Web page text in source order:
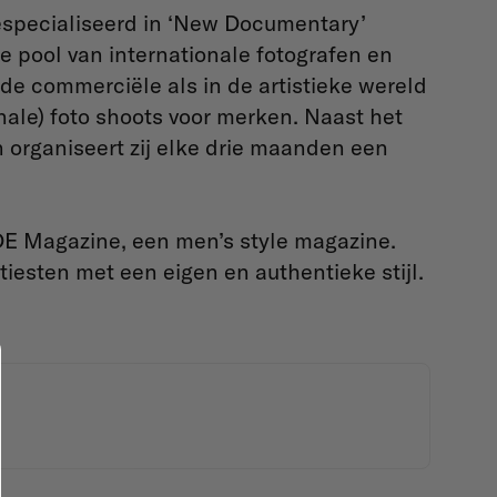
in ‘New Documentary’
pool van internationale fotografen en
commerciële als in de artistieke wereld
foto shoots voor merken. Naast het
zij elke drie maanden een
Magazine, een men’s style magazine.
met een eigen en authentieke stijl.